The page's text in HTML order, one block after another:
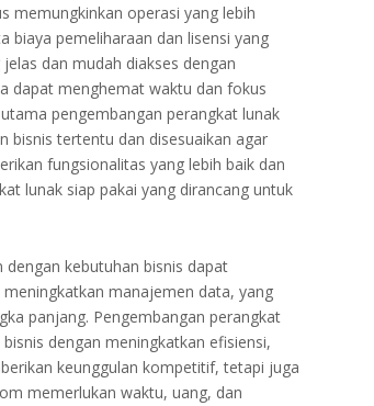
memungkinkan operasi yang lebih
biaya pemeliharaan dan lisensi yang
dan mudah diakses dengan
dapat menghemat waktu dan fokus
pengembangan perangkat lunak
bisnis tertentu dan disesuaikan agar
fungsionalitas yang lebih baik dan
lunak siap pakai yang dirancang untuk
dengan kebutuhan bisnis dapat
manajemen data, yang
panjang. Pengembangan perangkat
dengan meningkatkan efisiensi,
keunggulan kompetitif, tetapi juga
memerlukan waktu, uang, dan